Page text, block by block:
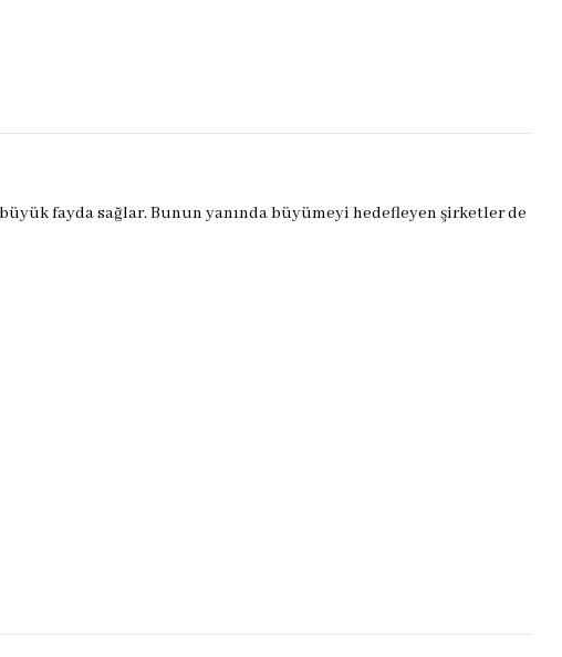
fayda sağlar. Bunun yanında büyümeyi hedefleyen şirketler de